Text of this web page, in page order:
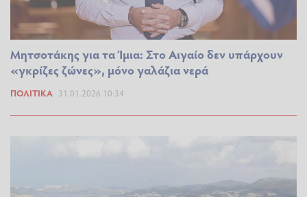
Μητσοτάκης για τα Ίμια: Στο Αιγαίο δεν υπάρχουν
«γκρίζες ζώνες», μόνο γαλάζια νερά
ΠΟΛΙΤΙΚΆ 31.01.2026 10:34